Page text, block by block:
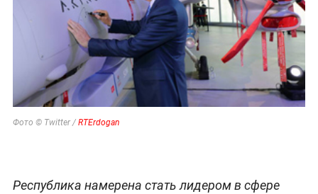
Фото © Twitter / RTErdogan
Республика намерена стать лидером в сфере